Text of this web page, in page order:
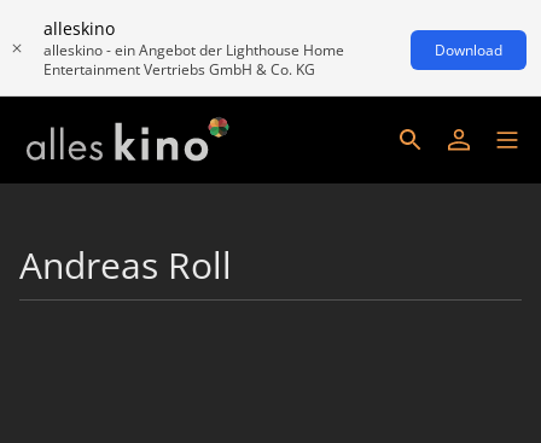
alleskino
alleskino - ein Angebot der Lighthouse Home
Entertainment Vertriebs GmbH & Co. KG
Download
Andreas Roll